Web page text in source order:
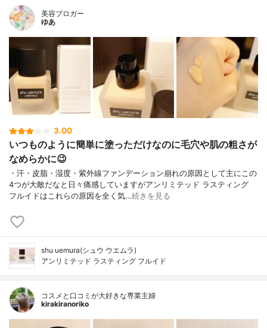
美容ブロガー
ゆあ
3.00
いつものように簡単に塗っただけなのに毛穴や肌の粗さが
なめらかに😉
・汗・皮脂・湿度・紫外線ファンデーション崩れの原因として主にこの
4つが大敵だなと日々痛感していますがアンリミテッド ラスティング
フルイドはこれらの原因を全く気…続きを見る
shu uemura(シュウ ウエムラ)
アンリミテッド ラスティング フルイド
コスメと口コミが大好きな専業主婦
kirakiranoriko